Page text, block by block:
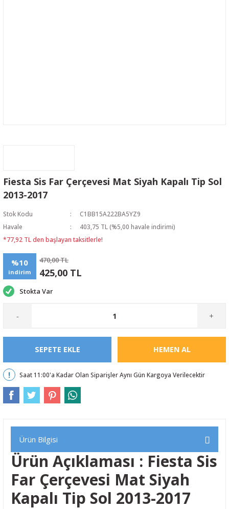
Fiesta Sis Far Çerçevesi Mat Siyah Kapalı Tip Sol
2013-2017
Stok Kodu
C1BB15A222BA5YZ9
Havale
403,75 TL (%5,00 havale indirimi)
*77,92 TL den başlayan taksitlerle!
%10
indirim
470,00 TL
425,00 TL
Stokta Var
- +
SEPETE EKLE HEMEN AL
Saat 11:00'a Kadar Olan Siparişler Aynı Gün Kargoya Verilecektir
Ürün Bilgisi
Ürün Açıklaması : Fiesta Sis
Far Çerçevesi Mat Siyah
Kapalı Tip Sol 2013-2017